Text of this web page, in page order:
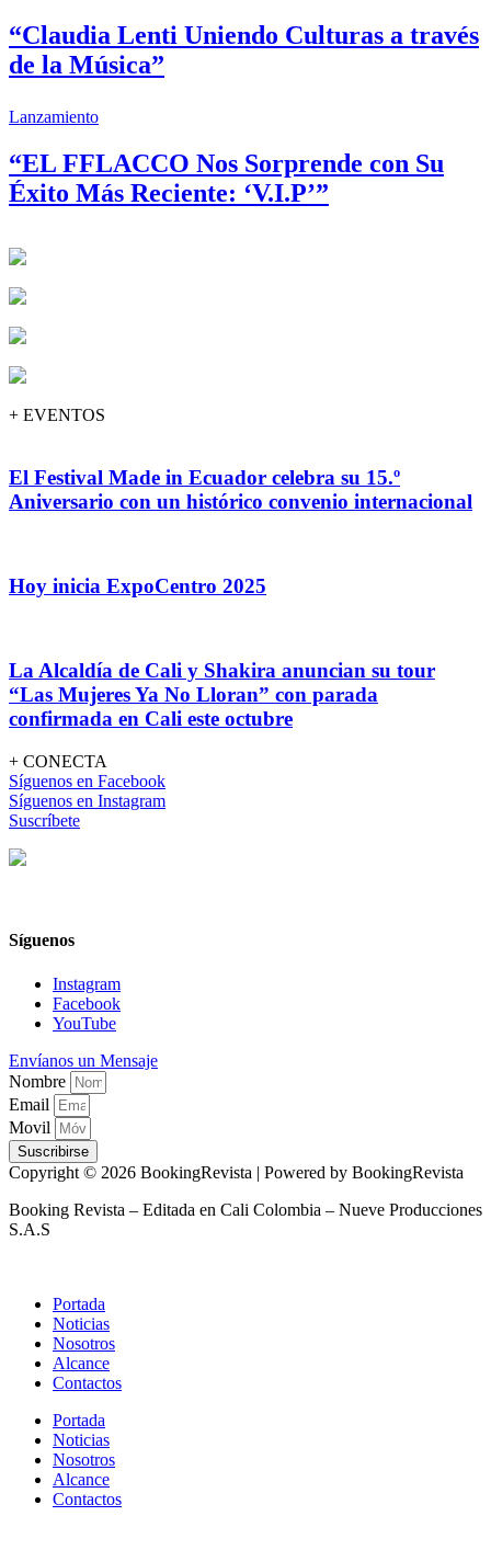
“Claudia Lenti Uniendo Culturas a través
de la Música”
Lanzamiento
“EL FFLACCO Nos Sorprende con Su
Éxito Más Reciente: ‘V.I.P’”
+ EVENTOS
El Festival Made in Ecuador celebra su 15.º
Aniversario con un histórico convenio internacional
Hoy inicia ExpoCentro 2025
La Alcaldía de Cali y Shakira anuncian su tour
“Las Mujeres Ya No Lloran” con parada
confirmada en Cali este octubre
+ CONECTA
Síguenos en Facebook
Síguenos en Instagram
Suscríbete
Síguenos
Instagram
Facebook
YouTube
Envíanos un Mensaje
Nombre
Email
Movil
Suscribirse
Copyright © 2026 BookingRevista | Powered by BookingRevista
Booking Revista – Editada en Cali Colombia – Nueve Producciones
S.A.S
Portada
Noticias
Nosotros
Alcance
Contactos
Portada
Noticias
Nosotros
Alcance
Contactos